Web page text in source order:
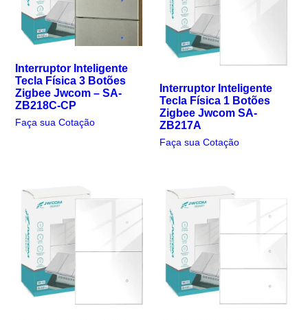
Interruptor Inteligente
Tecla Física 3 Botões
Zigbee Jwcom – SA-
ZB218C-CP
Faça sua Cotação
Interruptor Inteligente
Tecla Física 1 Botões
Zigbee Jwcom SA-
ZB217A
Faça sua Cotação